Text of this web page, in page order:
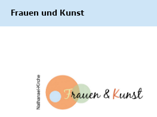
Frauen und Kunst